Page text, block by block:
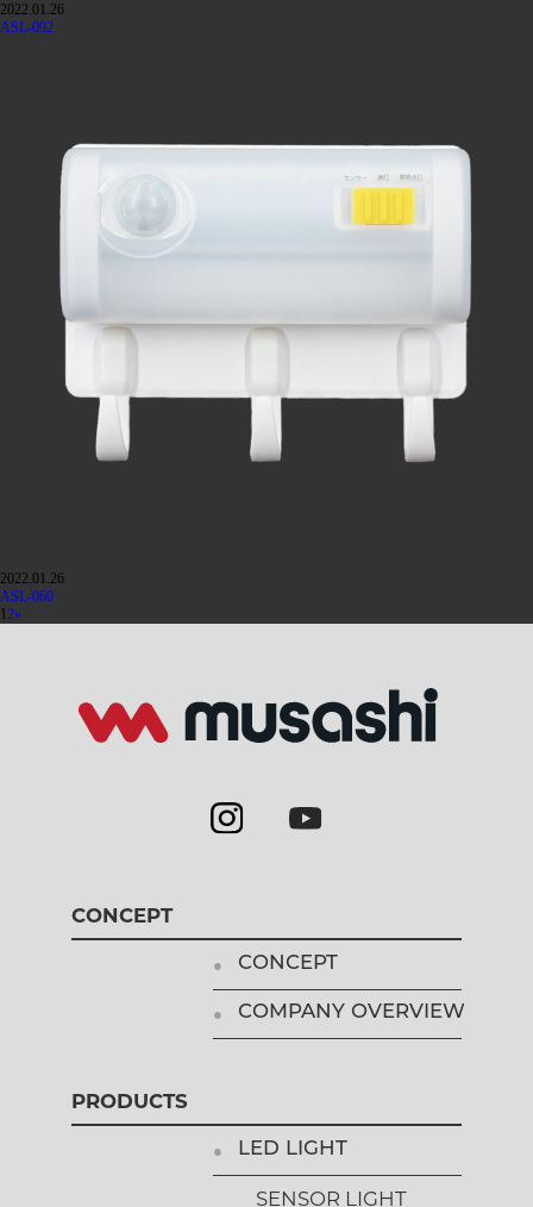
2022.01.26
ASL-092
2022.01.26
ASL-060
1 2»
CONCEPT
CONCEPT
COMPANY OVERVIEW
PRODUCTS
LED LIGHT
SENSOR LIGHT